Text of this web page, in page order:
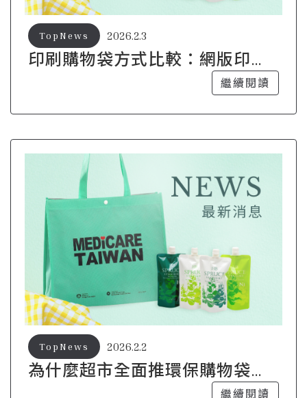
印刷購物袋方式比較：網版印
2026.2.3
TopNews
繼續閱讀
為什麼超市全面推環保購物袋？
2026.2.2
TopNews
繼續閱讀